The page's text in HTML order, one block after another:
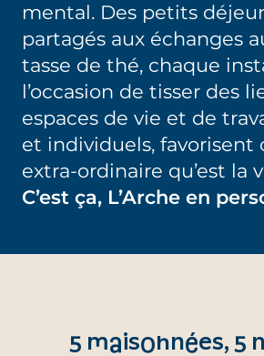
mental. Des petits
partagés aux échanges
tasse de thé, chaque
l’occasion de tisser des
espaces de vie et de
et individuels, favorisent
extra-ordinaire qu’est la
C’est ça, L’Arche en
5 maisonnées, 5